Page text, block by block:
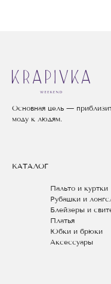
КАТАЛОГ
Основная цель —
моду к людям.
Пальто и куртки
Рубашки и
Блейзеры и
Платья
Юбки и брюки
Аксессуары